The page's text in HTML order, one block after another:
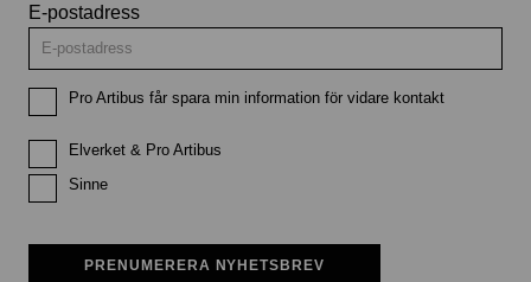
E-postadress
Pro Artibus får spara min information för vidare kontakt
Elverket & Pro Artibus
Sinne
PRENUMERERA NYHETSBREV